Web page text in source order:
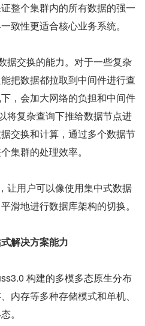
整个集群内的所有数据的强一
致性更适合核心业务系统。
据交换的能力。对于一些复杂
把数据都拉取到中间件进行查
，会加大网络的负担和中间件
将复杂查询下推给数据节点进
交换和计算，通过多个数据节
集群的处理效率。
让用户可以像使用集中式数据
滑地进行数据库架构的切换。
解决方案能力
构建的多模多态原生分布
内存等多种存储模式和单机、
。